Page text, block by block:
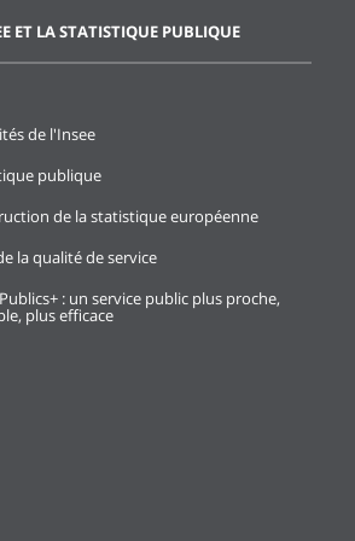
ET LA STATISTIQUE PUBLIQUE
de l'Insee
publique
de la statistique européenne
la qualité de service
: un service public plus proche,
plus efficace